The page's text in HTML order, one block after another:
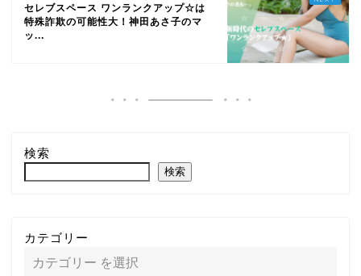
セレブスペース ワンランクアップ☆は
特殊詐欺の可能性大！神田あさ子のマ
ッ...
検索
検索
カテゴリー